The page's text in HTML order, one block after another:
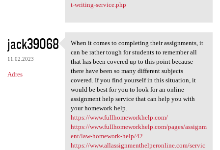
t-writing-service.php
jack39068
11.02.2023
Adres
When it comes to completing
When it comes to completing their assignments, it
can be rather tough for students to remember all
that has been covered up to this point because
there have been so many different subjects
covered. If you find yourself in this situation, it
would be best for you to look for an online
assignment help service that can help you with
your homework help.
https://www.fullhomeworkhelp.com/
https://www.fullhomeworkhelp.com/pages/assignm
ent/law-homework-help/42
https://www.allassignmenthelperonline.com/servic